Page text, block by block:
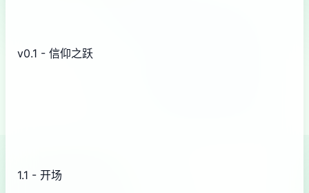
v0.1 - 信仰之跃
1.1 - 开场